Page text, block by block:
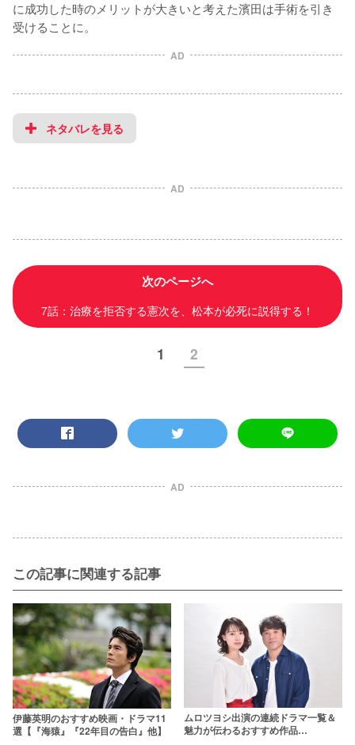
に成功した時のメリットが大きいと考えた濱田は手術を引き
受けることに。
AD
ネタバレを見る
AD
次のページへ
7話：治療を拒否する憲次を、松本が必死に説得する！
1 2
AD
この記事に関連する記事
伊藤英明のおすすめ映画・ドラマ11
選【『海猿』『22年目の告白』他】
ムロツヨシ出演の連続ドラマ一覧＆
魅力が伝わるおすすめ作品